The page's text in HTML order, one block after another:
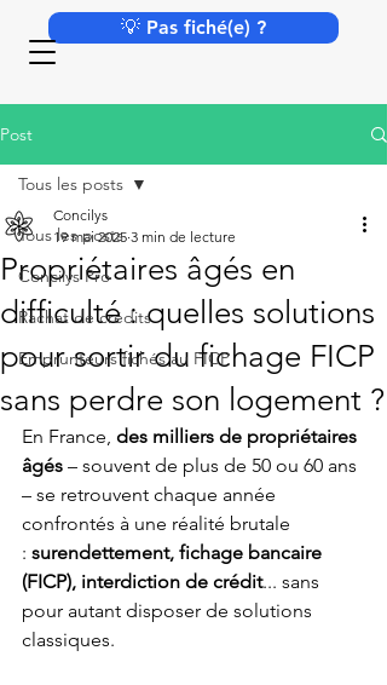
💡 Pas fiché(e) ?
Post
Tous les posts
Concilys Pro
Rachat de crédits
Emprunteurs fichés au FICP
Tous les posts
Propriétaires âgés en
difficulté : quelles solutions
pour sortir du fichage FICP
sans perdre son logement ?
Concilys
19 mai 2025 3 min de lecture
En France, des milliers de propriétaires
âgés – souvent de plus de 50 ou 60 ans
– se retrouvent chaque année
confrontés à une réalité brutale
: surendettement, fichage bancaire
(FICP), interdiction de crédit... sans
pour autant disposer de solutions
classiques.